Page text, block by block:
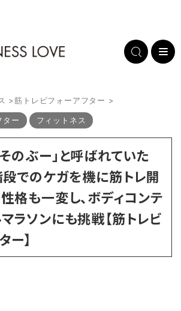
>筋トレビフォーアフター >
ター フィットネス
のぶー」と呼ばれていた
でのケガを機に筋トレ開
格も一変し、ボディコンテ
ラソンにも挑戦【筋トレビ
ー】